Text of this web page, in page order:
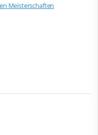
Meisterschaften